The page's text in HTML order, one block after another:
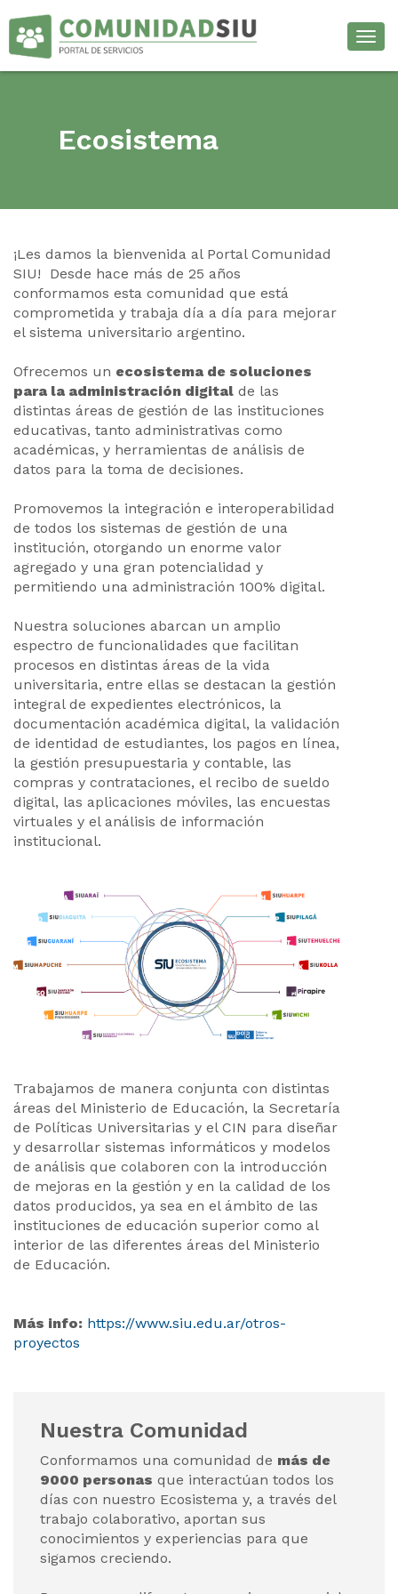
Ecosistema
¡Les damos la bienvenida al Portal Comunidad
SIU! Desde hace más de 25 años
conformamos esta comunidad que está
comprometida y trabaja día a día para mejorar
el sistema universitario argentino.
Ofrecemos un ecosistema de soluciones
para la administración digital de las
distintas áreas de gestión de las instituciones
educativas, tanto administrativas como
académicas, y herramientas de análisis de
datos para la toma de decisiones.
Promovemos la integración e interoperabilidad
de todos los sistemas de gestión de una
institución, otorgando un enorme valor
agregado y una gran potencialidad y
permitiendo una administración 100% digital.
Nuestra soluciones abarcan un amplio
espectro de funcionalidades que facilitan
procesos en distintas áreas de la vida
universitaria, entre ellas se destacan la gestión
integral de expedientes electrónicos, la
documentación académica digital, la validación
de identidad de estudiantes, los pagos en línea,
la gestión presupuestaria y contable, las
compras y contrataciones, el recibo de sueldo
digital, las aplicaciones móviles, las encuestas
virtuales y el análisis de información
institucional.
Trabajamos de manera conjunta con distintas
áreas del Ministerio de Educación, la Secretaría
de Políticas Universitarias y el CIN para diseñar
y desarrollar sistemas informáticos y modelos
de análisis que colaboren con la introducción
de mejoras en la gestión y en la calidad de los
datos producidos, ya sea en el ámbito de las
instituciones de educación superior como al
interior de las diferentes áreas del Ministerio
de Educación.
Más info: https://www.siu.edu.ar/otros-
proyectos
Nuestra Comunidad
Conformamos una comunidad de más de
9000 personas que interactúan todos los
días con nuestro Ecosistema y, a través del
trabajo colaborativo, aportan sus
conocimientos y experiencias para que
sigamos creciendo.